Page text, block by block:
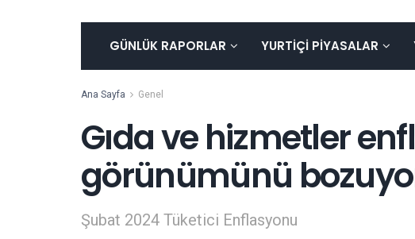
GÜNLÜK RAPORLAR YURTIÇI PIYASALAR
Ana Sayfa Genel
Gıda ve hizmetler
görünümünü
Şubat 2024 Tüketici Enflasyonu